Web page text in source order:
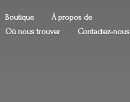
Boutique
À propos de
Où nous trouver
Contactez-nous